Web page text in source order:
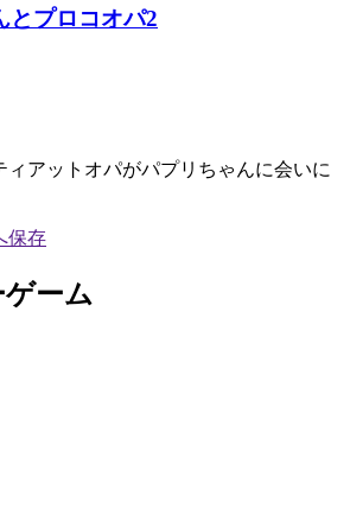
とプロコオパ2
ィアットオパがパプリちゃんに会いに
ーム